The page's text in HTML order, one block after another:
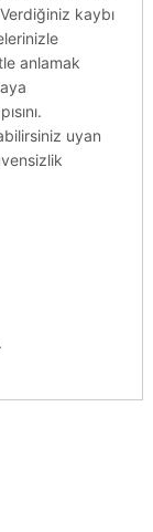
kaybı
anlamak
uyan
.